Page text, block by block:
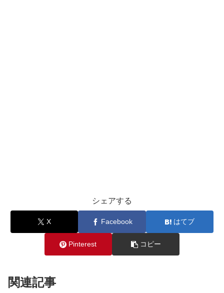
シェアする
X Facebook はてブ
Pinterest コピー
関連記事